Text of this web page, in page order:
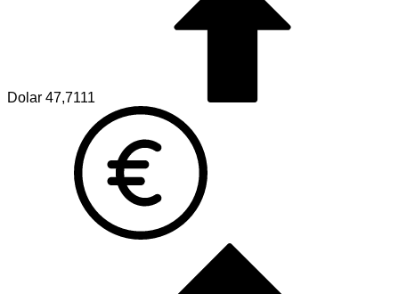
Dolar 47,7111